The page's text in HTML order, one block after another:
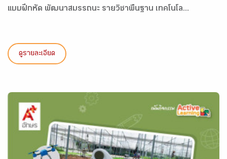
แบบฝึกหัด พัฒนาสมรรถนะ รายวิชาพื้นฐาน เทคโนโล...
ดูรายละเอียด